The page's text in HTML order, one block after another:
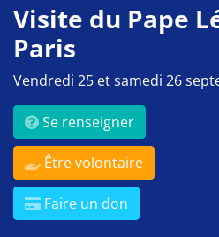
Visite du Pape
Paris
Vendredi 25 et samedi 26
Se renseigner
Être volontaire
Faire un don